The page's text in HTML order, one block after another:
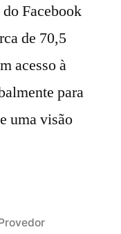
Facebook
de 70,5
acesso à
para
uma visão